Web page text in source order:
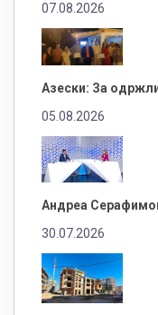
07.08.2026
Азески: За
05.08.2026
Андреа
30.07.2026